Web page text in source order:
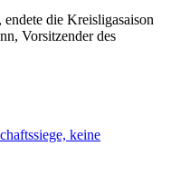
die Kreisligasaison
Vorsitzender des
keine